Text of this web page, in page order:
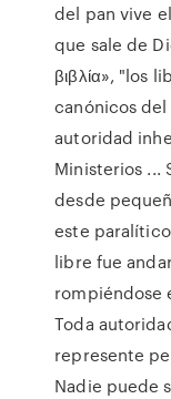
del pan vive
que sale de
βιβλία», "los
canónicos
autoridad
Ministerios ...
desde
este
libre fue
rompiéndose
Toda
represente
Nadie puede